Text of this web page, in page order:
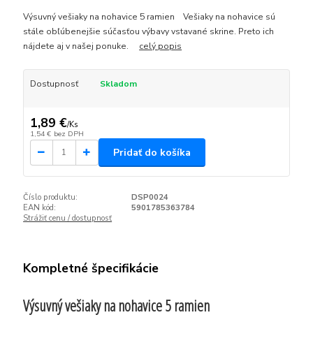
Výsuvný vešiaky na nohavice 5 ramien Vešiaky na nohavice sú
stále obľúbenejšie súčasťou výbavy vstavané skrine. Preto ich
nájdete aj v našej ponuke. celý popis
Dostupnosť Skladom
1,89 €/Ks
1,54 € bez DPH
Pridať do košíka
Číslo produktu:
DSP0024
EAN kód:
5901785363784
Strážiť cenu / dostupnosť
Kompletné špecifikácie
Výsuvný vešiaky na nohavice 5 ramien